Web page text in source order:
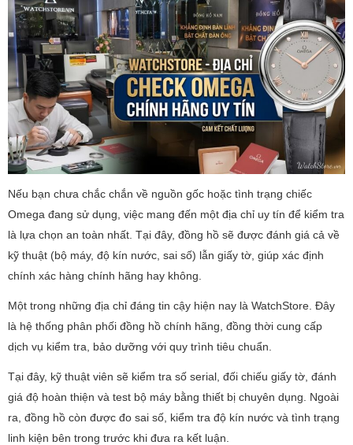
Nếu bạn chưa chắc chắn về nguồn gốc hoặc tình trạng chiếc
Omega đang sử dụng, việc mang đến một địa chỉ uy tín để kiểm tra
là lựa chọn an toàn nhất. Tại đây, đồng hồ sẽ được đánh giá cả về
kỹ thuật (bộ máy, độ kín nước, sai số) lẫn giấy tờ, giúp xác định
chính xác hàng chính hãng hay không.
Một trong những địa chỉ đáng tin cậy hiện nay là WatchStore. Đây
là hệ thống phân phối đồng hồ chính hãng, đồng thời cung cấp
dịch vụ kiểm tra, bảo dưỡng với quy trình tiêu chuẩn.
Tại đây, kỹ thuật viên sẽ kiểm tra số serial, đối chiếu giấy tờ, đánh
giá độ hoàn thiện và test bộ máy bằng thiết bị chuyên dụng. Ngoài
ra, đồng hồ còn được đo sai số, kiểm tra độ kín nước và tình trạng
linh kiện bên trong trước khi đưa ra kết luận.